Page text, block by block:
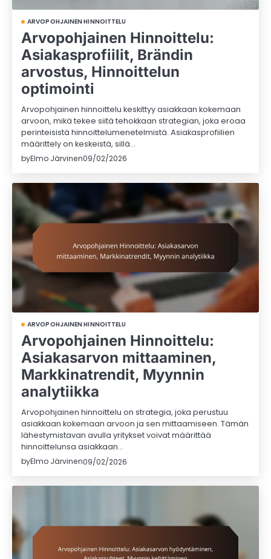
ARVOPOHJAINEN HINNOITTELU
Arvopohjainen Hinnoittelu:
Asiakasprofiilit, Brändin
arvostus, Hinnoittelun
optimointi
Arvopohjainen hinnoittelu keskittyy asiakkaan kokemaan
arvoon, mikä tekee siitä tehokkaan strategian, joka eroaa
perinteisistä hinnoittelumenetelmistä. Asiakasprofiilien
määrittely on keskeistä, sillä…
byElmo Järvinen09/02/2026
ARVOPOHJAINEN HINNOITTELU
Arvopohjainen Hinnoittelu:
Asiakasarvon mittaaminen,
Markkinatrendit, Myynnin
analytiikka
Arvopohjainen hinnoittelu on strategia, joka perustuu
asiakkaan kokemaan arvoon ja sen mittaamiseen. Tämän
lähestymistavan avulla yritykset voivat määrittää
hinnoittelunsa asiakkaan…
byElmo Järvinen09/02/2026